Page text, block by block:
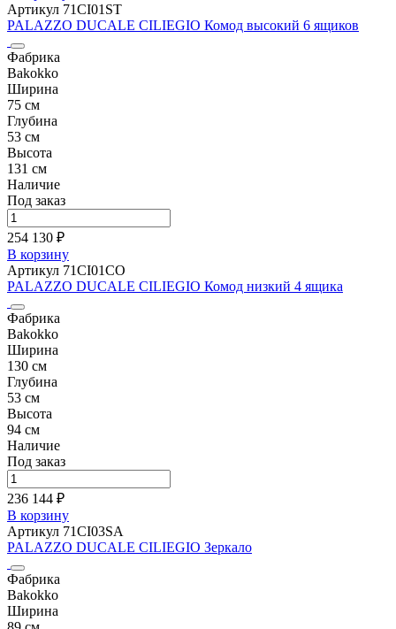
Артикул 71CI01ST
PALAZZO DUCALE CILIEGIO Комод высокий 6 ящиков
Фабрика
Bakokko
Ширина
75 см
Глубина
53 см
Высота
131 см
Наличие
Под заказ
254 130 ₽
В корзину
Артикул 71CI01CO
PALAZZO DUCALE CILIEGIO Комод низкий 4 ящика
Фабрика
Bakokko
Ширина
130 см
Глубина
53 см
Высота
94 см
Наличие
Под заказ
236 144 ₽
В корзину
Артикул 71CI03SA
PALAZZO DUCALE CILIEGIO Зеркало
Фабрика
Bakokko
Ширина